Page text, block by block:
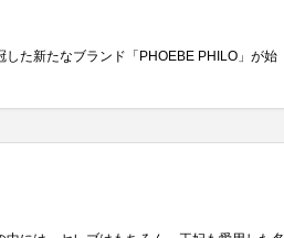
た新たなブランド「PHOEBE PHILO」が始